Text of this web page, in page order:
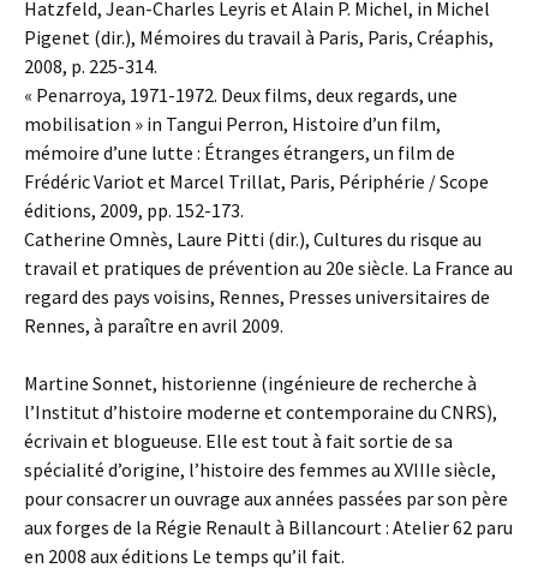
Hatzfeld, Jean-Charles Leyris et Alain P. Michel, in Michel
Pigenet (dir.), Mémoires du travail à Paris, Paris, Créaphis,
2008, p. 225-314.
« Penarroya, 1971-1972. Deux films, deux regards, une
mobilisation » in Tangui Perron, Histoire d’un film,
mémoire d’une lutte : Étranges étrangers, un film de
Frédéric Variot et Marcel Trillat, Paris, Périphérie / Scope
éditions, 2009, pp. 152-173.
Catherine Omnès, Laure Pitti (dir.), Cultures du risque au
travail et pratiques de prévention au 20e siècle. La France au
regard des pays voisins, Rennes, Presses universitaires de
Rennes, à paraître en avril 2009.
Martine Sonnet, historienne (ingénieure de recherche à
l’Institut d’histoire moderne et contemporaine du CNRS),
écrivain et blogueuse. Elle est tout à fait sortie de sa
spécialité d’origine, l’histoire des femmes au XVIIIe siècle,
pour consacrer un ouvrage aux années passées par son père
aux forges de la Régie Renault à Billancourt : Atelier 62 paru
en 2008 aux éditions Le temps qu’il fait.